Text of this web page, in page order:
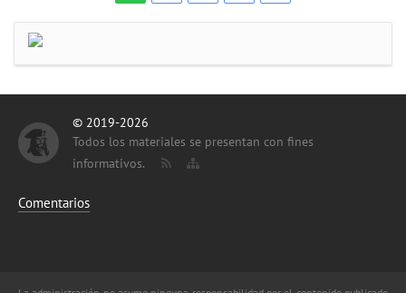
© 2019-2026
Todos los materiales se presentan con fines
informativos.
Comentarios